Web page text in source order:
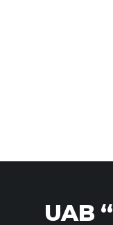
UAB